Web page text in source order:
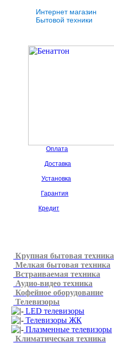
Интернет магазин
Бытовой техники
Оплата
Доставка
Установка
Гарантия
Кредит
Крупная бытовая техника
Мелкая бытовая техника
Встраиваемая техника
Аудио-видео техника
Кофейное оборудование
Телевизоры
LED телевизоры
Телевизоры ЖК
Плазменные телевизоры
Климатическая техника